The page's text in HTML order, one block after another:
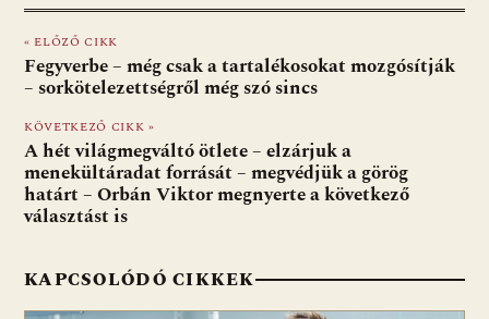
e
b
o
o
k
er at
s
A
p
p
d
di
t
ai
l
t za
m
« ELŐZŐ CIKK
Fegyverbe – még csak a tartalékosokat mozgósítják
– sorkötelezettségről még szó sincs
KÖVETKEZŐ CIKK »
A hét világmegváltó ötlete – elzárjuk a
menekültáradat forrását – megvédjük a görög
határt – Orbán Viktor megnyerte a következő
választást is
KAPCSOLÓDÓ CIKKEK